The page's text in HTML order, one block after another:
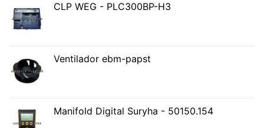
CLP WEG - PLC300BP-H3
Ventilador ebm-papst
Manifold Digital Suryha - 50150.154